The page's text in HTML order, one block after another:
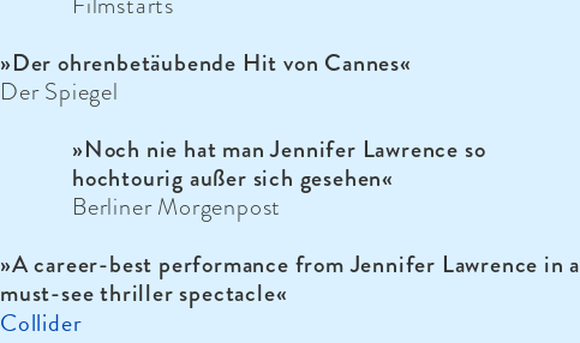
»Der ohrenbetäubende Hit von Cannes«
Der Spiegel
»Noch nie hat man Jennifer Lawrence so
hochtourig außer sich gesehen«
Berliner Morgenpost
»A career-best performance from Jennifer Lawrence in a
must-see thriller spectacle«
Collider